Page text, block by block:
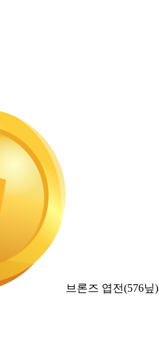
브론즈 엽전(576닢)